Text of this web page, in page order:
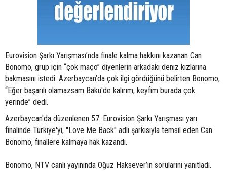
Eurovision Şarkı Yarışması’nda finale kalma hakkını kazanan Can
Bonomo, grup için “çok maço” diyenlerin arkadaki deniz kızlarına
bakmasını istedi. Azerbaycan’da çok ilgi gördüğünü belirten Bonomo,
“Eğer başarılı olamazsam Bakü'de kalırım, keyfim burada çok
yerinde” dedi.
Azerbaycan'da düzenlenen 57. Eurovision Şarkı Yarışması yarı
finalinde Türkiye'yi, ''Love Me Back'' adlı şarkısıyla temsil eden Can
Bonomo, finallere kalmaya hak kazandı.
Bonomo, NTV canlı yayınında Oğuz Haksever’in sorularını yanıtladı.